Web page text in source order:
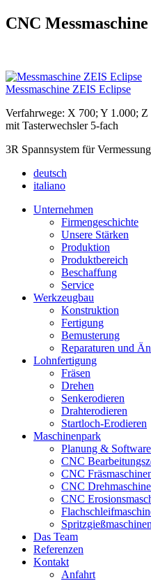
CNC Messmaschine
Messmaschine ZEIS Eclipse
Verfahrwege: X 700; Y 1.000; Z
mit Tasterwechsler 5-fach
3R Spannsystem für
deutsch
italiano
Unternehmen
Firmengeschichte
Unsere Stärken
Produktion
Produktbereich
Beschaffung
Service
Werkzeugbau
Konstruktion
Fertigung
Bemusterung
Reparaturen und
Lohnfertigung
Fräsen
Drehen
Senkerodieren
Drahterodieren
Startloch-Erodieren
Maschinenpark
Planung & Software
CNC
CNC
CNC
CNC
Spritzgießmaschinen
Das Team
Referenzen
Kontakt
Anfahrt